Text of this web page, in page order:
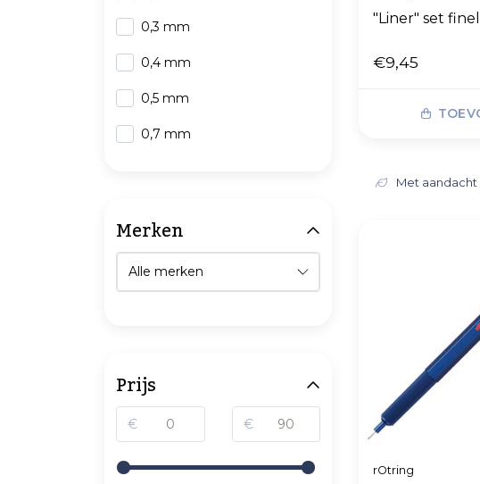
"Liner" set
€9,45
Met
rOtring
0,3 mm
0,4 mm
0,5 mm
0,7 mm
Merken
Prijs
€ €